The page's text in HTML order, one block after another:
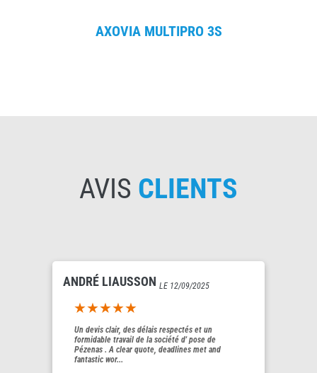
AXOVIA MULTIPRO 3S
AVIS CLIENTS
ANDRÉ LIAUSSON LE 12/09/2025
5out of 5
Un devis clair, des délais respectés et un
formidable travail de la société d' pose de
Pézenas . A clear quote, deadlines met and
fantastic wor...